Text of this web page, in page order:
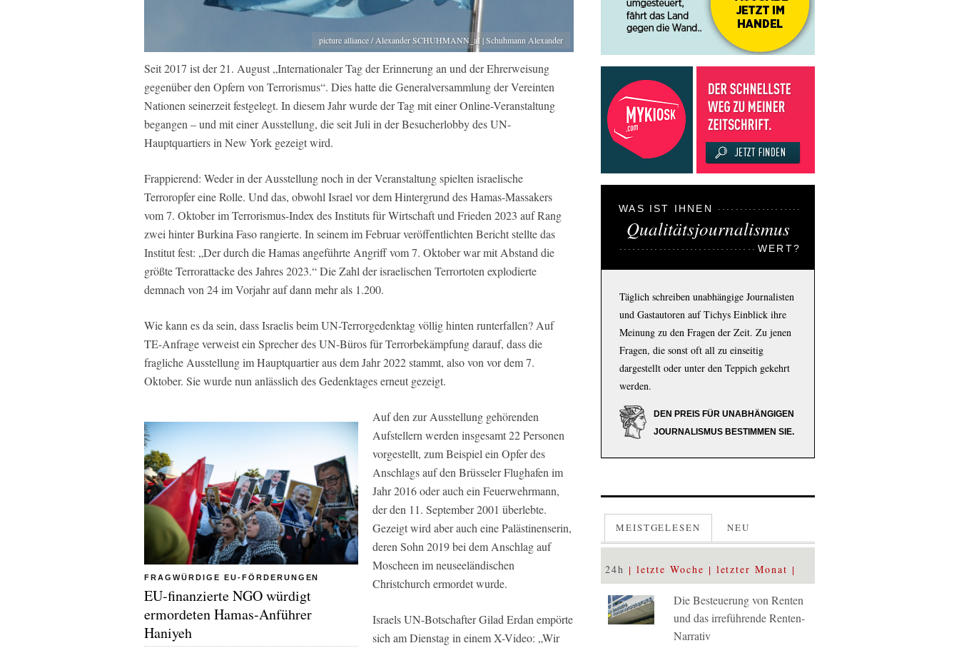
picture alliance / Alexander SCHUHMANN_aI | Schuhmann Alexander
Seit 2017 ist der 21. August „Internationaler Tag der Erinnerung an und der Ehrerweisung
gegenüber den Opfern von Terrorismus“. Dies hatte die Generalversammlung der Vereinten
Nationen seinerzeit festgelegt. In diesem Jahr wurde der Tag mit einer Online-Veranstaltung
begangen – und mit einer Ausstellung, die seit Juli in der Besucherlobby des UN-
Hauptquartiers in New York gezeigt wird.
Frappierend: Weder in der Ausstellung noch in der Veranstaltung spielten israelische
Terroropfer eine Rolle. Und das, obwohl Israel vor dem Hintergrund des Hamas-Massakers
vom 7. Oktober im Terrorismus-Index des Instituts für Wirtschaft und Frieden 2023 auf Rang
zwei hinter Burkina Faso rangierte. In seinem im Februar veröffentlichten Bericht stellte das
Institut fest: „Der durch die Hamas angeführte Angriff vom 7. Oktober war mit Abstand die
größte Terrorattacke des Jahres 2023.“ Die Zahl der israelischen Terrortoten explodierte
demnach von 24 im Vorjahr auf dann mehr als 1.200.
Wie kann es da sein, dass Israelis beim UN-Terrorgedenktag völlig hinten runterfallen? Auf
TE-Anfrage verweist ein Sprecher des UN-Büros für Terrorbekämpfung darauf, dass die
fragliche Ausstellung im Hauptquartier aus dem Jahr 2022 stammt, also von vor dem 7.
Oktober. Sie wurde nun anlässlich des Gedenktages erneut gezeigt.
FRAGWÜRDIGE EU-FÖRDERUNGEN
EU-finanzierte NGO würdigt
ermordeten Hamas-Anführer
Haniyeh
Auf den zur Ausstellung gehörenden
Aufstellern werden insgesamt 22 Personen
vorgestellt, zum Beispiel ein Opfer des
Anschlags auf den Brüsseler Flughafen im
Jahr 2016 oder auch ein Feuerwehrmann,
der den 11. September 2001 überlebte.
Gezeigt wird aber auch eine Palästinenserin,
deren Sohn 2019 bei dem Anschlag auf
Moscheen im neuseeländischen
Christchurch ermordet wurde.
Israels UN-Botschafter Gilad Erdan empörte
sich am Dienstag in einem X-Video: „Wir
WAS IST IHNEN
Qualitätsjournalismus
WERT?
Täglich schreiben unabhängige Journalisten
und Gastautoren auf Tichys Einblick ihre
Meinung zu den Fragen der Zeit. Zu jenen
Fragen, die sonst oft all zu einseitig
dargestellt oder unter den Teppich gekehrt
werden.
DEN PREIS FÜR UNABHÄNGIGEN
JOURNALISMUS BESTIMMEN SIE.
MEISTGELESEN NEU
24h letzte Woche letzter Monat
Die Besteuerung von Renten
und das irreführende Renten-
Narrativ